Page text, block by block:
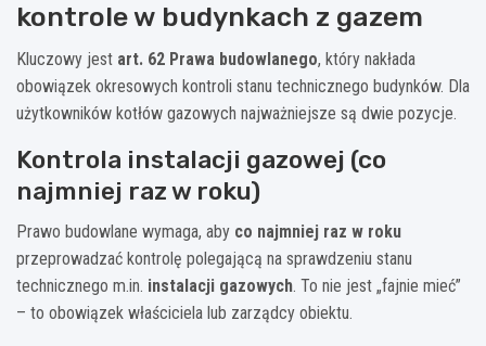
kontrole w budynkach z gazem
Kluczowy jest art. 62 Prawa budowlanego, który nakłada
obowiązek okresowych kontroli stanu technicznego budynków. Dla
użytkowników kotłów gazowych najważniejsze są dwie pozycje.
Kontrola instalacji gazowej (co
najmniej raz w roku)
Prawo budowlane wymaga, aby co najmniej raz w roku
przeprowadzać kontrolę polegającą na sprawdzeniu stanu
technicznego m.in. instalacji gazowych. To nie jest „fajnie mieć”
– to obowiązek właściciela lub zarządcy obiektu.